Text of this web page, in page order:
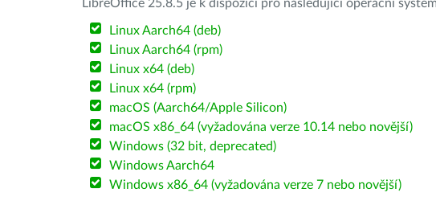
LibreOffice 25.8.5 je k dispozici pro následující operační
Linux Aarch64 (deb)
Linux Aarch64 (rpm)
Linux x64 (deb)
Linux x64 (rpm)
macOS (Aarch64/Apple Silicon)
macOS x86_64 (vyžadována verze 10.14 nebo novější)
Windows (32 bit, deprecated)
Windows Aarch64
Windows x86_64 (vyžadována verze 7 nebo novější)